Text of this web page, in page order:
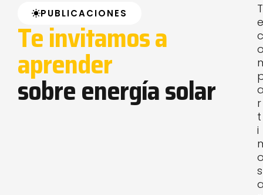
PUBLICACIONES
Te invitamos a
aprender
sobre energía solar
T
e
c
r
t
i
s